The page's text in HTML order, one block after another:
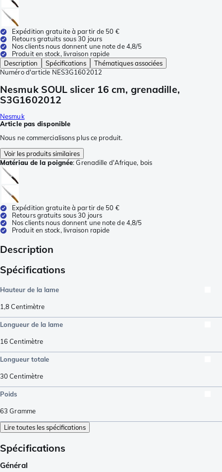
Expédition gratuite à partir de 50 €
Retours gratuits sous 30 jours
Nos clients nous donnent une note de 4,8/5
Produit en stock, livraison rapide
Description
Spécifications
Thématiques associées
Numéro d'article NES3G1602012
Nesmuk SOUL slicer 16 cm, grenadille,
S3G1602012
Nesmuk
Article pas disponible
Nous ne commercialisons plus ce produit.
Voir les produits similaires
Matériau de la poignée:Grenadille d'Afrique, bois
Expédition gratuite à partir de 50 €
Retours gratuits sous 30 jours
Nos clients nous donnent une note de 4,8/5
Produit en stock, livraison rapide
Description
Spécifications
Hauteur de la lame
1,8Centimètre
Longueur de la lame
16Centimètre
Longueur totale
30Centimètre
Poids
63 Gramme
Lire toutes les spécifications
Spécifications
Général